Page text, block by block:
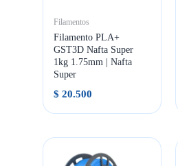
Filamentos
Filamento PLA+
GST3D Nafta Super
1kg 1.75mm | Nafta
Super
$ 20.500